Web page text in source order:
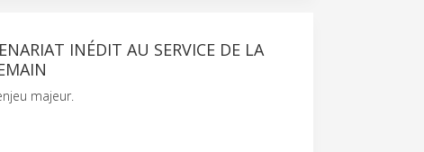
INÉDIT AU SERVICE DE LA
majeur.